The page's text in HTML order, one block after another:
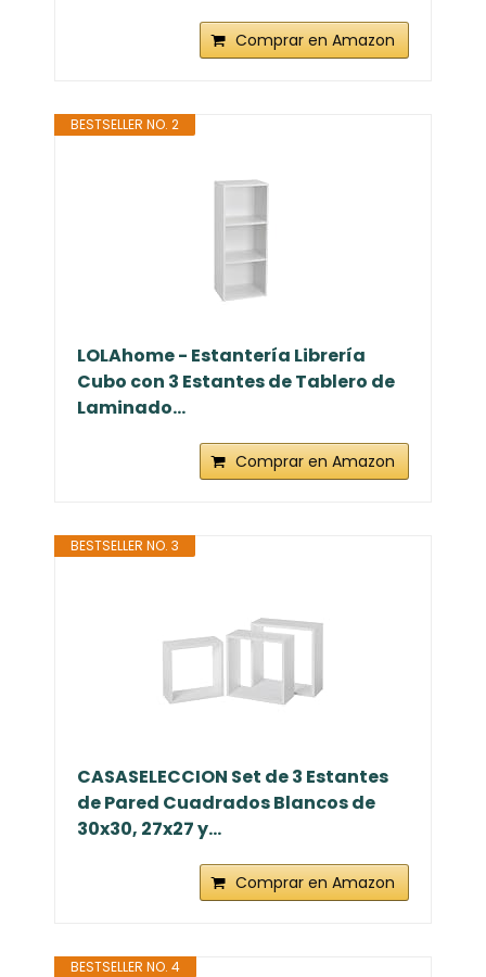
Comprar en Amazon
BESTSELLER NO. 2
LOLAhome - Estantería Librería
Cubo con 3 Estantes de Tablero de
Laminado...
Comprar en Amazon
BESTSELLER NO. 3
CASASELECCION Set de 3 Estantes
de Pared Cuadrados Blancos de
30x30, 27x27 y...
Comprar en Amazon
BESTSELLER NO. 4